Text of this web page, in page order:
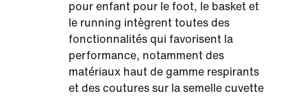
pour enfant pour le foot, le basket et
le running intègrent toutes des
fonctionnalités qui favorisent la
performance, notamment des
matériaux haut de gamme respirants
et des coutures sur la semelle cuvette